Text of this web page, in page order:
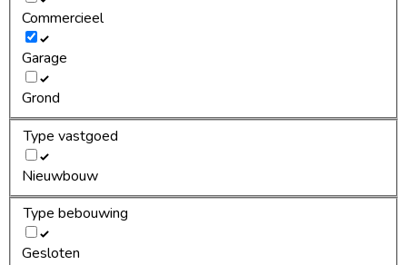
Commercieel
Garage
Grond
Type vastgoed
Nieuwbouw
Type bebouwing
Gesloten